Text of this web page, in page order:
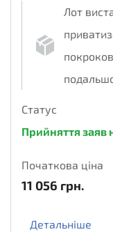
Лот
Статус
Прийняття заяв
Початкова ціна
11 056 грн.
Детальніше